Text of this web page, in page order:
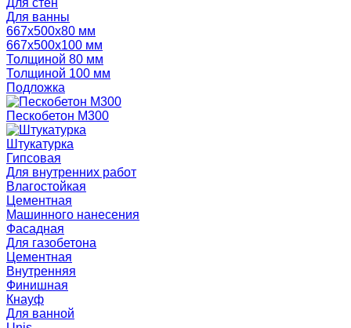
Для стен
Для ванны
667х500х80 мм
667х500х100 мм
Толщиной 80 мм
Толщиной 100 мм
Подложка
Пескобетон М300
Штукатурка
Гипсовая
Для внутренних работ
Влагостойкая
Цементная
Машинного нанесения
Фасадная
Для газобетона
Цементная
Внутренняя
Финишная
Кнауф
Для ванной